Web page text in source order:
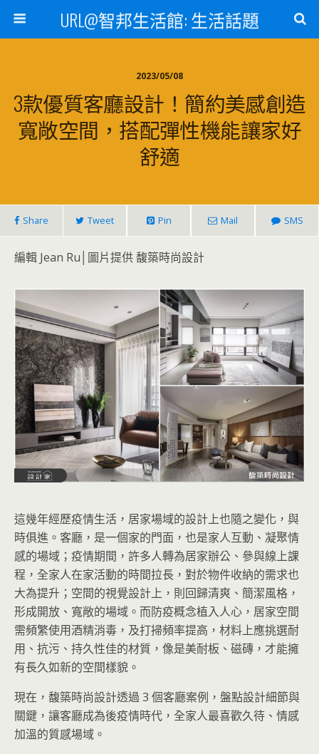
URL@智邦生活館: 生活話題
2023/05/08
3款優質客廳設計！簡約美感創造
寬敞空間，搭配彈性機能讓家好
舒適
Share Tweet Pin Mail SMS
編輯 Jean Ru│圖片提供 馥築時尚設計
這幾年經歷疫情生活，居家場域的設計上也隨之變化，與
時俱進。客廳，是一個家的門面，也是家人互動、凝聚情
感的場域；疫情期間，許多人轉為居家辦公、參與線上課
程，全家人在家活動的時間拉長，對於物件收納的需求也
大為提升；空間的視覺設計上，則回歸清爽、簡潔風格，
形成開放、寬敞的場域。而防疫概念植入人心，居家空間
需頻繁使用酒精消毒，及打掃頻率提高，材料上應挑選耐
用、抗污、持久性佳的材質，像是美耐板、磁磚，才能擁
有長久如新的空間樣貌。
現在，馥築時尚設計透過 3 個客廳案例，盤點設計細節與
關鍵，讓客廳成為後疫情時代，全家人最喜歡久待、情感
加溫的質感場域。